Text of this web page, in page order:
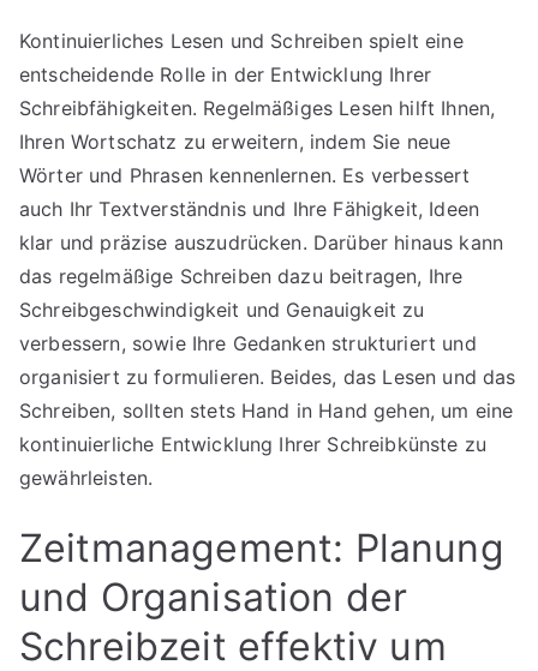
Kontinuierliches Lesen und Schreiben spielt eine
entscheidende Rolle in der Entwicklung Ihrer
Schreibfähigkeiten. Regelmäßiges Lesen hilft Ihnen,
Ihren Wortschatz zu erweitern, indem Sie neue
Wörter und Phrasen kennenlernen. Es verbessert
auch Ihr Textverständnis und Ihre Fähigkeit, Ideen
klar und präzise auszudrücken. Darüber hinaus kann
das regelmäßige Schreiben dazu beitragen, Ihre
Schreibgeschwindigkeit und Genauigkeit zu
verbessern, sowie Ihre Gedanken strukturiert und
organisiert zu formulieren. Beides, das Lesen und das
Schreiben, sollten stets Hand in Hand gehen, um eine
kontinuierliche Entwicklung Ihrer Schreibkünste zu
gewährleisten.
Zeitmanagement: Planung
und Organisation der
Schreibzeit effektiv um